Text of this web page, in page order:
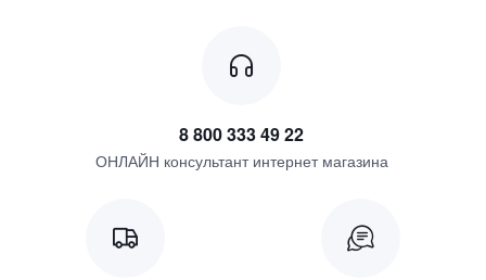
8 800 333 49 22
ОНЛАЙН консультант интернет магазина